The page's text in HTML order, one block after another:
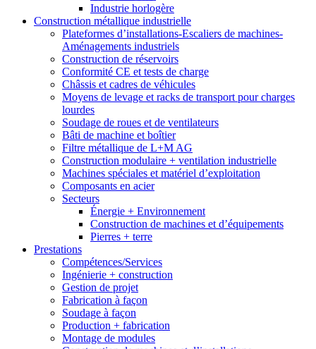
Industrie horlogère
Construction métallique industrielle
Plateformes d’installations-Escaliers de machines-
Aménagements industriels
Construction de réservoirs
Conformité CE et tests de charge
Châssis et cadres de véhicules
Moyens de levage et racks de transport pour charges
lourdes
Soudage de roues et de ventilateurs
Bâti de machine et boîtier
Filtre métallique de L+M AG
Construction modulaire + ventilation industrielle
Machines spéciales et matériel d’exploitation
Composants en acier
Secteurs
Énergie + Environnement
Construction de machines et d’équipements
Pierres + terre
Prestations
Compétences/Services
Ingénierie + construction
Gestion de projet
Fabrication à façon
Soudage à façon
Production + fabrication
Montage de modules